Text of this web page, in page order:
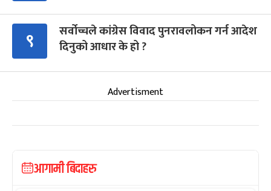
९
सर्वोच्चले कांग्रेस विवाद पुनरावलोकन गर्न आदेश
दिनुको आधार के हो ?
Advertisment
आगामी बिदाहरु